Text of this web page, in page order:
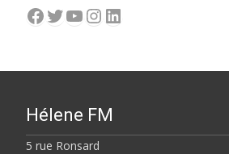
Facebook
Twitter
YouTube
Instagram
LinkedIn
Hélene FM
5 rue Ronsard